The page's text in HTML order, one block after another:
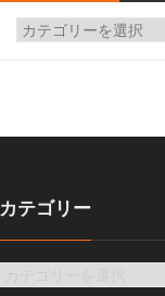
カテゴリー